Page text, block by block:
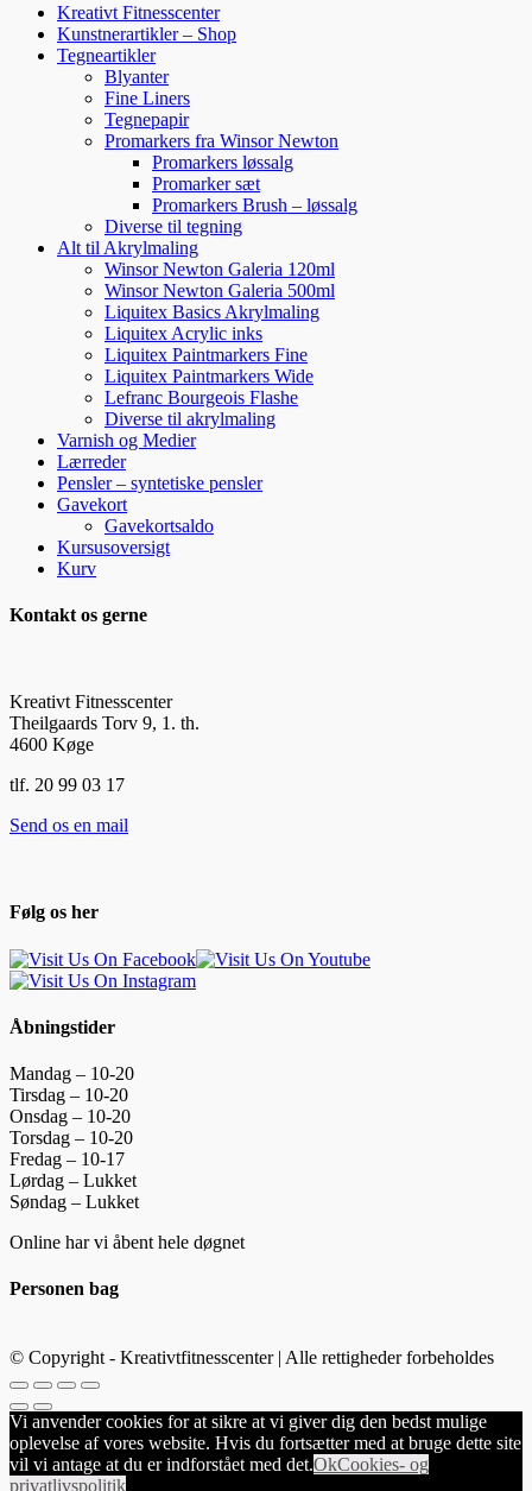
Kreativt Fitnesscenter
Kunstnerartikler – Shop
Tegneartikler
Blyanter
Fine Liners
Tegnepapir
Promarkers fra Winsor Newton
Promarkers løssalg
Promarker sæt
Promarkers Brush – løssalg
Diverse til tegning
Alt til Akrylmaling
Winsor Newton Galeria 120ml
Winsor Newton Galeria 500ml
Liquitex Basics Akrylmaling
Liquitex Acrylic inks
Liquitex Paintmarkers Fine
Liquitex Paintmarkers Wide
Lefranc Bourgeois Flashe
Diverse til akrylmaling
Varnish og Medier
Lærreder
Pensler – syntetiske pensler
Gavekort
Gavekortsaldo
Kursusoversigt
Kurv
Kontakt os gerne
Kreativt Fitnesscenter
Theilgaards Torv 9, 1. th.
4600 Køge
tlf. 20 99 03 17
Send os en mail
Følg os her
Åbningstider
Mandag – 10-20
Tirsdag – 10-20
Onsdag – 10-20
Torsdag – 10-20
Fredag – 10-17
Lørdag – Lukket
Søndag – Lukket
Online har vi åbent hele døgnet
Personen bag
© Copyright - Kreativtfitnesscenter | Alle rettigheder forbeholdes
Vi anvender cookies for at sikre at vi giver dig den bedst mulige
oplevelse af vores website. Hvis du fortsætter med at bruge dette site
vil vi antage at du er indforstået med det.OkCookies- og
privatlivspolitik